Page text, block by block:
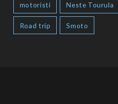
motoristi Neste Tourula
Road trip Smoto